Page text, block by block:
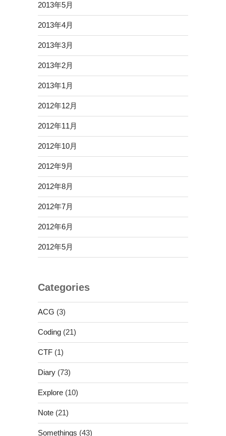
2013年5月
2013年4月
2013年3月
2013年2月
2013年1月
2012年12月
2012年11月
2012年10月
2012年9月
2012年8月
2012年7月
2012年6月
2012年5月
Categories
ACG (3)
Coding(21)
CTF(1)
Diary(73)
Explore(10)
Note(21)
Somethings (43)